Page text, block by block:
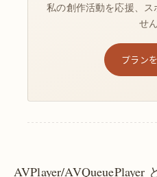
私の創作活動を応援、
せ
プラン
AVPlayer/AVQueuePlayer